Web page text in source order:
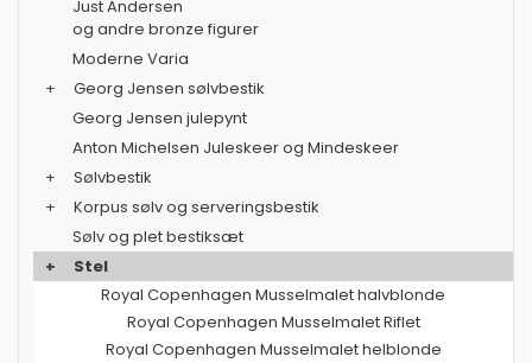
Just Andersen
og andre bronze figurer
Moderne Varia
+
Georg Jensen sølvbestik
Georg Jensen julepynt
Anton Michelsen Juleskeer og Mindeskeer
+
Sølvbestik
+
Korpus sølv og serveringsbestik
Sølv og plet bestiksæt
+
Stel
Royal Copenhagen Musselmalet halvblonde
Royal Copenhagen Musselmalet Riflet
Royal Copenhagen Musselmalet helblonde